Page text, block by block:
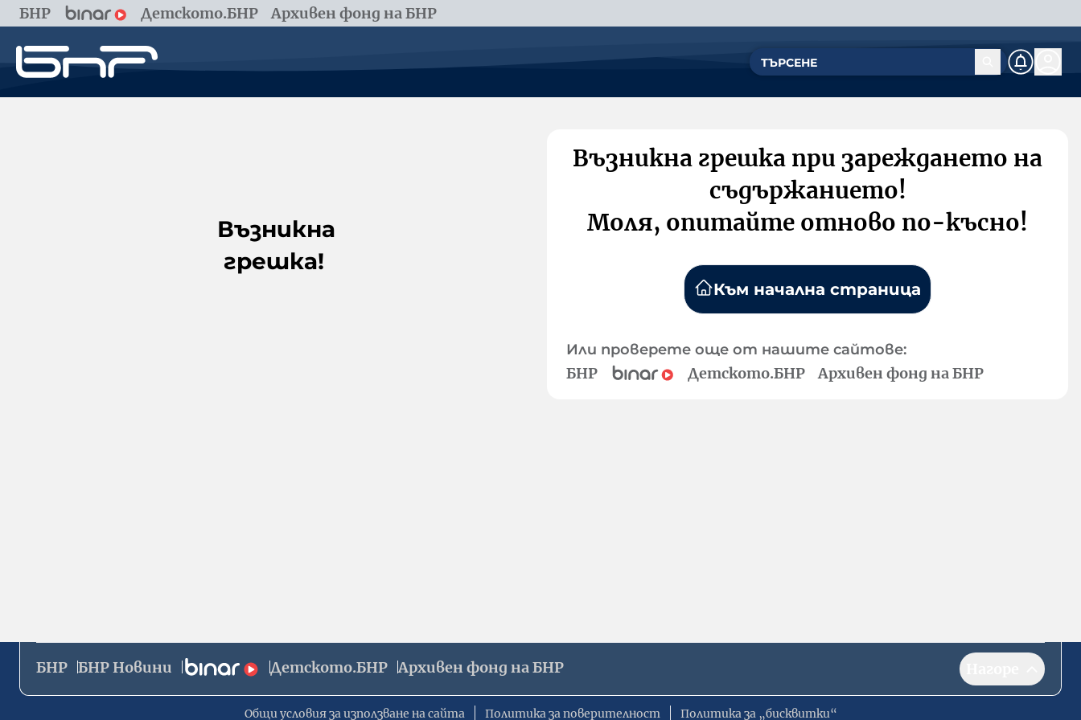
БНР Детското.БНР Архивен фонд на БНР
Възникна
грешка!
Възникна грешка при зареждането на
съдържанието!
Моля, опитайте отново по-късно!
Към начална страница
Или проверете още от нашите сайтове:
БНР Детското.БНР Архивен фонд на БНР
БНР БНР Новини Детското.БНР Архивен фонд на БНР
Общи условия за използване на сайта Политика за поверителност Политика за „бисквитки“